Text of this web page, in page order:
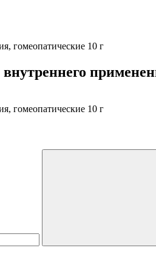
гомеопатические 10 г
гомеопатические 10 г